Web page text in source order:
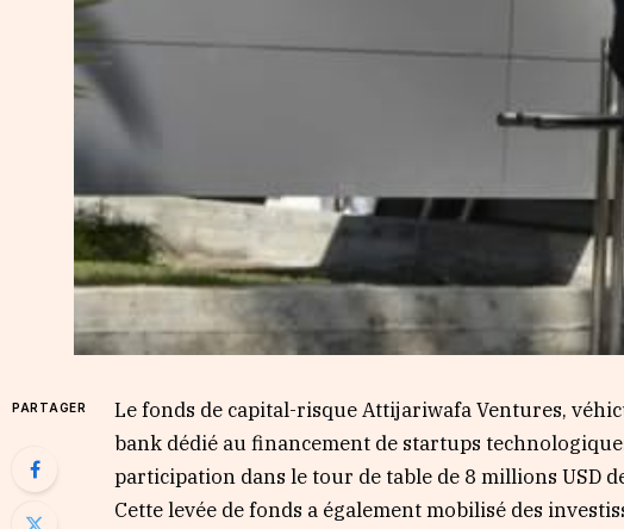
PARTAGER
Le fonds de capital-risque Attijariwafa Ventures,
bank dédié au financement de startups
participation dans le tour de table de 8 millions USD
Cette levée de fonds a également mobilisé des